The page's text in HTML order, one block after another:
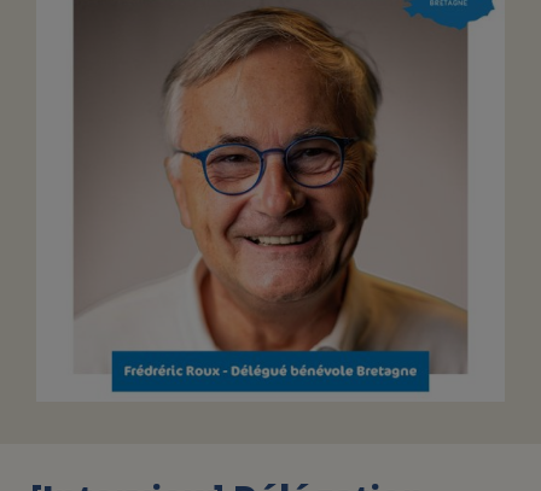
FAIRE UN DON
ASSURANCE VIE/LEGS
ESPACE PRESSE
BÉNÉVOLE
DEVENIR
UN PETIT PRINCE